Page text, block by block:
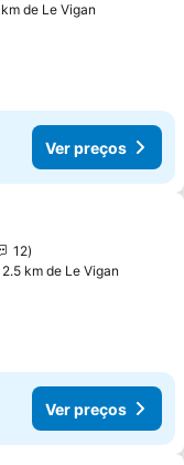
de Le Vigan
Ver preços
aos favoritos
12
km de Le Vigan
Ver preços